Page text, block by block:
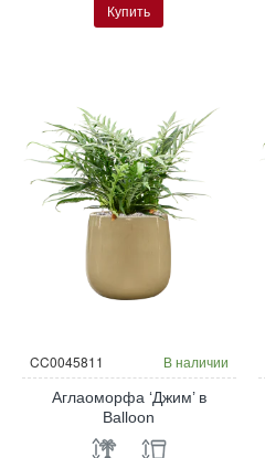
Купить
CC0045811 В наличии
Аглаоморфа ‘Джим’ в
Balloon